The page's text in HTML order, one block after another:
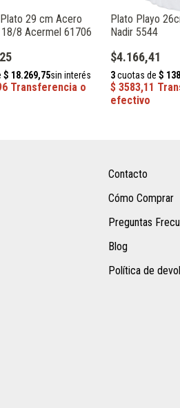
29 cm Acero
18/8 Acermel 61706
Plato Playo
Nadir 5544
$4.166,41
Contacto
Cómo Comprar
Preguntas
Blog
Política de